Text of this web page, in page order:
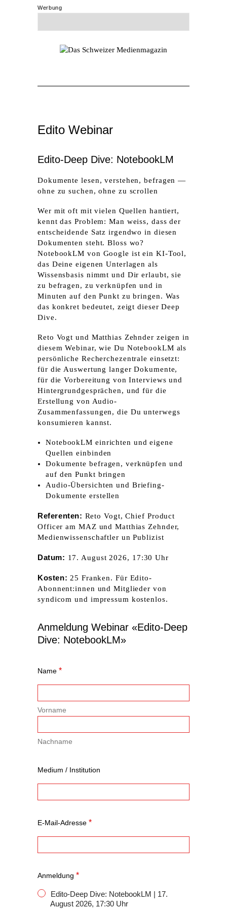
Werbung
Edito Webinar
Edito-Deep Dive: NotebookLM
Dokumente lesen, verstehen, befragen —
ohne zu suchen, ohne zu scrollen
Wer mit oft mit vielen Quellen hantiert,
kennt das Problem: Man weiss, dass der
entscheidende Satz irgendwo in diesen
Dokumenten steht. Bloss wo?
NotebookLM von Google ist ein KI-Tool,
das Deine eigenen Unterlagen als
Wissensbasis nimmt und Dir erlaubt, sie
zu befragen, zu verknüpfen und in
Minuten auf den Punkt zu bringen. Was
das konkret bedeutet, zeigt dieser Deep
Dive.
Reto Vogt und Matthias Zehnder zeigen in
diesem Webinar, wie Du NotebookLM als
persönliche Recherchezentrale einsetzt:
für die Auswertung langer Dokumente,
für die Vorbereitung von Interviews und
Hintergrundgesprächen, und für die
Erstellung von Audio-
Zusammenfassungen, die Du unterwegs
konsumieren kannst.
NotebookLM einrichten und eigene
Quellen einbinden
Dokumente befragen, verknüpfen und
auf den Punkt bringen
Audio-Übersichten und Briefing-
Dokumente erstellen
Referenten: Reto Vogt, Chief Product
Officer am MAZ und Matthias Zehnder,
Medienwissenschaftler un Publizist
Datum: 17. August 2026, 17:30 Uhr
Kosten: 25 Franken. Für Edito-
Abonnent:innen und Mitglieder von
syndicom und impressum kostenlos.
Anmeldung Webinar «Edito-Deep
Dive: NotebookLM»
Name *
Vorname
Nachname
Medium / Institution
E-Mail-Adresse *
Anmeldung *
Edito-Deep Dive: NotebookLM | 17.
August 2026, 17:30 Uhr